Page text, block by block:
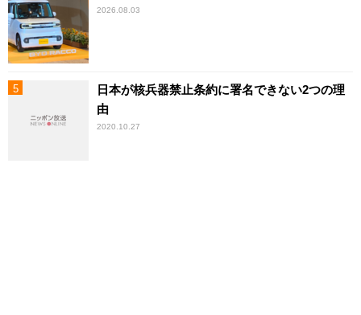
2026.08.03
日本が核兵器禁止条約に署名できない2つの理
由
2020.10.27